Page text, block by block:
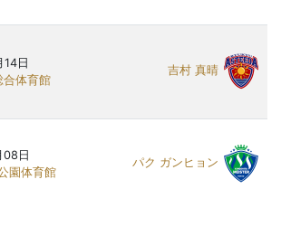
日
合体育館
吉村 真晴
日
園体育館
パク ガンヒョン